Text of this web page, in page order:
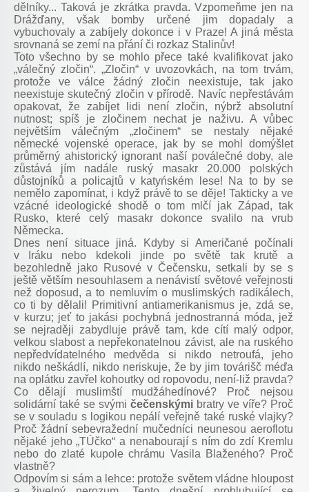
dělníky... Taková je zkrátka pravda. Vzpomeňme jen na
Drážďany, však bomby určené jim dopadaly a
vybuchovaly a zabíjely dokonce i v Praze! A jiná města
srovnaná se zemí na přání či rozkaz Stalinův!
Toto všechno by se mohlo přece také kvalifikovat jako
„válečný zločin“. „Zločin“ v uvozovkách, na tom trvám,
protože ve válce žádný zločin neexistuje, tak jako
neexistuje skutečný zločin v přírodě. Navíc nepřestávám
opakovat, že zabíjet lidi není zločin, nýbrž absolutní
nutnost; spíš je zločinem nechat je naživu. A vůbec
největším válečným „zločinem“ se nestaly nějaké
německé vojenské operace, jak by se mohl domýšlet
průměrný ahistorický ignorant naší poválečné doby, ale
zůstává jím nadále ruský masakr 20.000 polských
důstojníků a policajtů v katyńském lese! Na to by se
nemělo zapomínat, i když právě to se děje! Takticky a ve
vzácné ideologické shodě o tom mlčí jak Západ, tak
Rusko, které celý masakr dokonce svalilo na vrub
Německa.
Dnes není situace jiná. Kdyby si Američané počínali
v Iráku nebo kdekoli jinde po světě tak krutě a
bezohledně jako Rusové v Čečensku, setkali by se s
ještě větším nesouhlasem a nenávistí světové veřejnosti
než doposud, a to nemluvím o muslimských radikálech,
co ti by dělali! Primitivní antiamerikanismus je, zdá se,
v kurzu; jeť to jakási pochybná jednostranná móda, jež
se nejraději zabydluje právě tam, kde cítí malý odpor,
velkou slabost a nepřekonatelnou závist, ale na ruského
nepředvídatelného medvěda si nikdo netroufá, jeho
nikdo neškádlí, nikdo neriskuje, že by jim továrišč méďa
na oplátku zavřel kohoutky od ropovodu, není-liž pravda?
Co dělají muslimští mudžáhedínové? Proč nejsou
solidární také se svými čečenskými bratry ve víře? Proč
se v souladu s logikou nepálí veřejně také ruské vlajky?
Proč žádní sebevražední mučedníci neunesou aeroflotu
nějaké jeho „TÚčko“ a nenabourají s ním do zdí Kremlu
nebo do zlaté kupole chrámu Vasila Blaženého? Proč
vlastně?
Odpovím si sám a lehce: protože světem vládne hloupost